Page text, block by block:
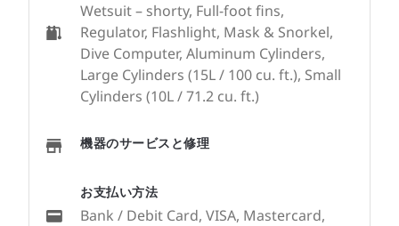
Wetsuit – shorty, Full-foot fins,
Regulator, Flashlight, Mask & Snorkel,
Dive Computer, Aluminum Cylinders,
Large Cylinders (15L / 100 cu. ft.), Small
Cylinders (10L / 71.2 cu. ft.)
機器のサービスと修理
お支払い方法
Bank / Debit Card, VISA, Mastercard,